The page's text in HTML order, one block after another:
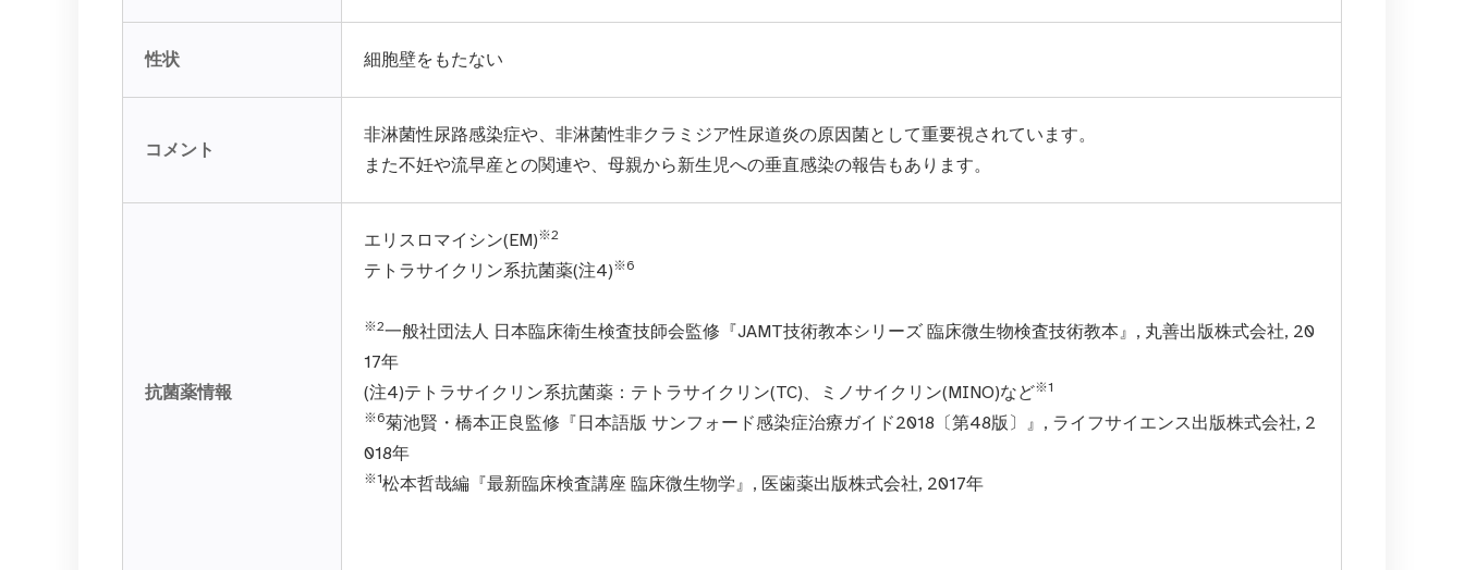
性状 細胞壁をもたない
コメント
非淋菌性尿路感染症や、非淋菌性非クラミジア性尿道炎の原因菌として重要視されています。
また不妊や流早産との関連や、母親から新生児への垂直感染の報告もあります。
抗菌薬情報
エリスロマイシン(EM)※2
テトラサイクリン系抗菌薬(注4)※6
※2一般社団法人 日本臨床衛生検査技師会監修『JAMT技術教本シリーズ 臨床微生物検査技術教本』, 丸善出版株式会社, 20
17年
(注4)テトラサイクリン系抗菌薬：テトラサイクリン(TC)、ミノサイクリン(MINO)など※1
※6菊池賢・橋本正良監修『日本語版 サンフォード感染症治療ガイド2018〔第48版〕』, ライフサイエンス出版株式会社, 2
018年
※1松本哲哉編『最新臨床検査講座 臨床微生物学』, 医歯薬出版株式会社, 2017年